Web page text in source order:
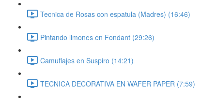
Tecnica de Rosas con espatula (Madres) (16:46)
Pintando limones en Fondant (29:26)
Camuflajes en Suspiro (14:21)
TECNICA DECORATIVA EN WAFER PAPER (7:59)